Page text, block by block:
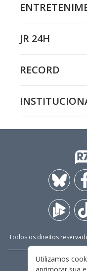
JR 24H
RECORD
Todos os direitos
Utilizamos